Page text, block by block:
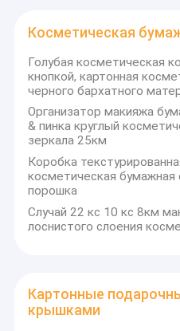
Косметическая
Голубая косметическая
кнопкой, картонная
черного бархатного
Организатор макияжа
& пинка круглый
зеркала 25км
Коробка
косметическая бумажная
порошка
Случай 22 кс 10 кс 8км
лоснистого слоения
Картонные
крышками